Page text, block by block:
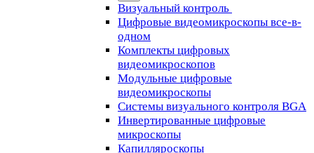
Визуальный контроль
Цифровые видеомикроскопы все-в-
одном
Комплекты цифровых
видеомикроскопов
Модульные цифровые
видеомикроскопы
Cистемы визуального контроля BGA
Инвертированные цифровые
микроскопы
Капилляроскопы